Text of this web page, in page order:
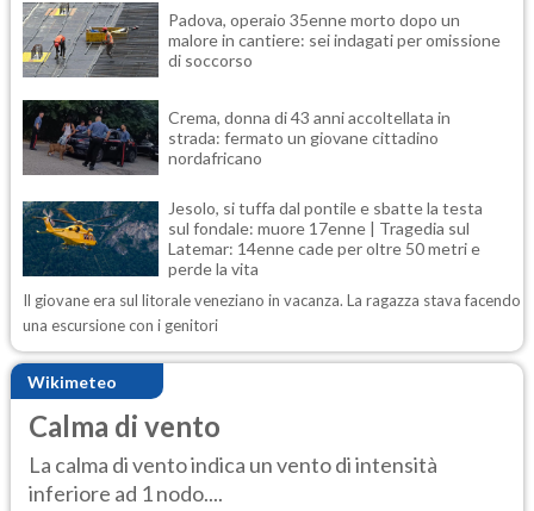
Padova, operaio 35enne morto dopo un
malore in cantiere: sei indagati per omissione
di soccorso
Crema, donna di 43 anni accoltellata in
strada: fermato un giovane cittadino
nordafricano
Jesolo, si tuffa dal pontile e sbatte la testa
sul fondale: muore 17enne | Tragedia sul
Latemar: 14enne cade per oltre 50 metri e
perde la vita
Il giovane era sul litorale veneziano in vacanza. La ragazza stava facendo
una escursione con i genitori
Wikimeteo
Calma di vento
La calma di vento indica un vento di intensità
inferiore ad 1 nodo....